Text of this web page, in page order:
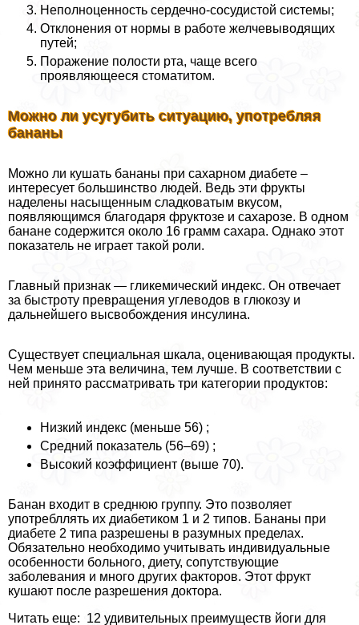
Неполноценность сердечно-сосудистой системы;
Отклонения от нормы в работе желчевыводящих
путей;
Поражение полости рта, чаще всего
проявляющееся стоматитом.
Можно ли усугубить ситуацию, употрeбляя
бананы
Можно ли кушать бананы при сахарном диабете –
интересует большинство людей. Ведь эти фрукты
наделены насыщенным сладковатым вкусом,
появляющимся благодаря фруктозе и сахарозе. В одном
банане содержится около 16 грамм сахара. Однако этот
показатель не играет такой роли.
Главный признак — гликемический индекс. Он отвечает
за быстроту превращения углеводов в глюкозу и
дальнейшего высвобождения инсулина.
Существует специальная шкала, оценивающая продукты.
Чем меньше эта величина, тем лучше. В соответствии с
ней принято рассматривать три категории продуктов:
Низкий индекс (меньше 56) ;
Средний показатель (56–69) ;
Высокий коэффициент (выше 70).
Банан входит в среднюю группу. Это позволяет
употрeбллять их диабетиком 1 и 2 типов. Бананы при
диабете 2 типа разрешены в разумных пределах.
Обязательно необходимо учитывать индивидуальные
особенности больного, диету, сопутствующие
заболевания и много других факторов. Этот фрукт
кушают после разрешения доктора.
Читать еще: 12 удивительных преимуществ йоги для